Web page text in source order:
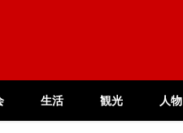
生活 観光 人物